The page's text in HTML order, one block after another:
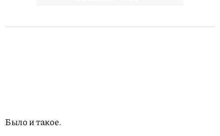
Было и такое.